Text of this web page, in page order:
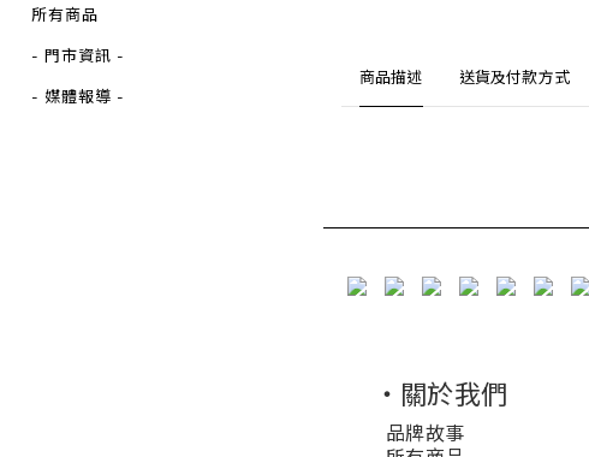
所有商品
- 門市資訊 -
- 媒體報導 -
商品描述 送貨及付款方式
・關於我們
品牌故事